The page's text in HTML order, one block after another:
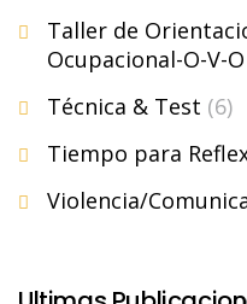
Taller de
Ocupacional-O-V-O
Técnica & Test (6)
Tiempo para
Violencia/